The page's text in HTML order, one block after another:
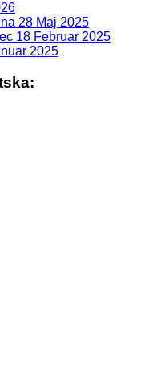
28 Maj 2025
18 Februar 2025
2025